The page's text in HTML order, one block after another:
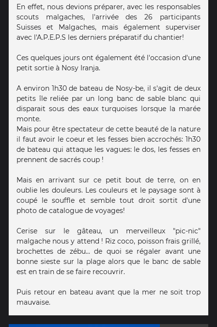
En effet, nous devions préparer, avec les responsables
scouts malgaches, l'arrivée des 26 participants
Suisses et Malgaches, mais également superviser
avec l'A.P.E.P.S les derniers préparatif du chantier!
Ces quelques jours ont également été l'occasion d'une
petit sortie à Nosy Iranja.
A environ 1h30 de bateau de Nosy-be, il s'agit de deux
petits île reliée par un long banc de sable blanc qui
disparait sous des eaux turquoises lorsque la marée
monte.
Mais pour être spectateur de cette beauté de la nature
il faut avoir le coeur et les fesses bien accrochés: 1h30
de bateau qui attaque les vagues: le dos, les fesses en
prennent de sacrés coup !
Mais en arrivant sur ce petit bout de terre, on en
oublie les douleurs. Les couleurs et le paysage sont à
coupé le souffle et semble tout droit sortit d'une
photo de catalogue de voyages!
Cerise sur le gâteau, un merveilleux "pic-nic"
malgache nous y attend ! Riz coco, poisson frais grillé,
brochettes de zébu... de quoi se régaler avant une
bonne sieste sur la plage alors que le banc de sable
est en train de se faire recouvrir.
Puis retour en bateau avant que la mer ne soit trop
mauvaise.